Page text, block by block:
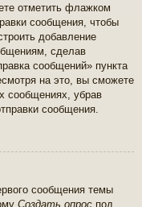
отметить флажком
сообщения, чтобы
добавление
сделав
сообщений» пункта
на это, вы сможете
сообщениях, убрав
сообщения.
сообщения темы
Создать опрос под